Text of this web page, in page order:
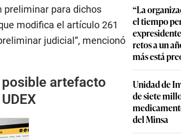
preliminar para dichos
modifica el artículo 261
judicial”, mencionó
artefacto
“La
el tiempo
retos a un
más está
Unidad de
de siete
del Minsa